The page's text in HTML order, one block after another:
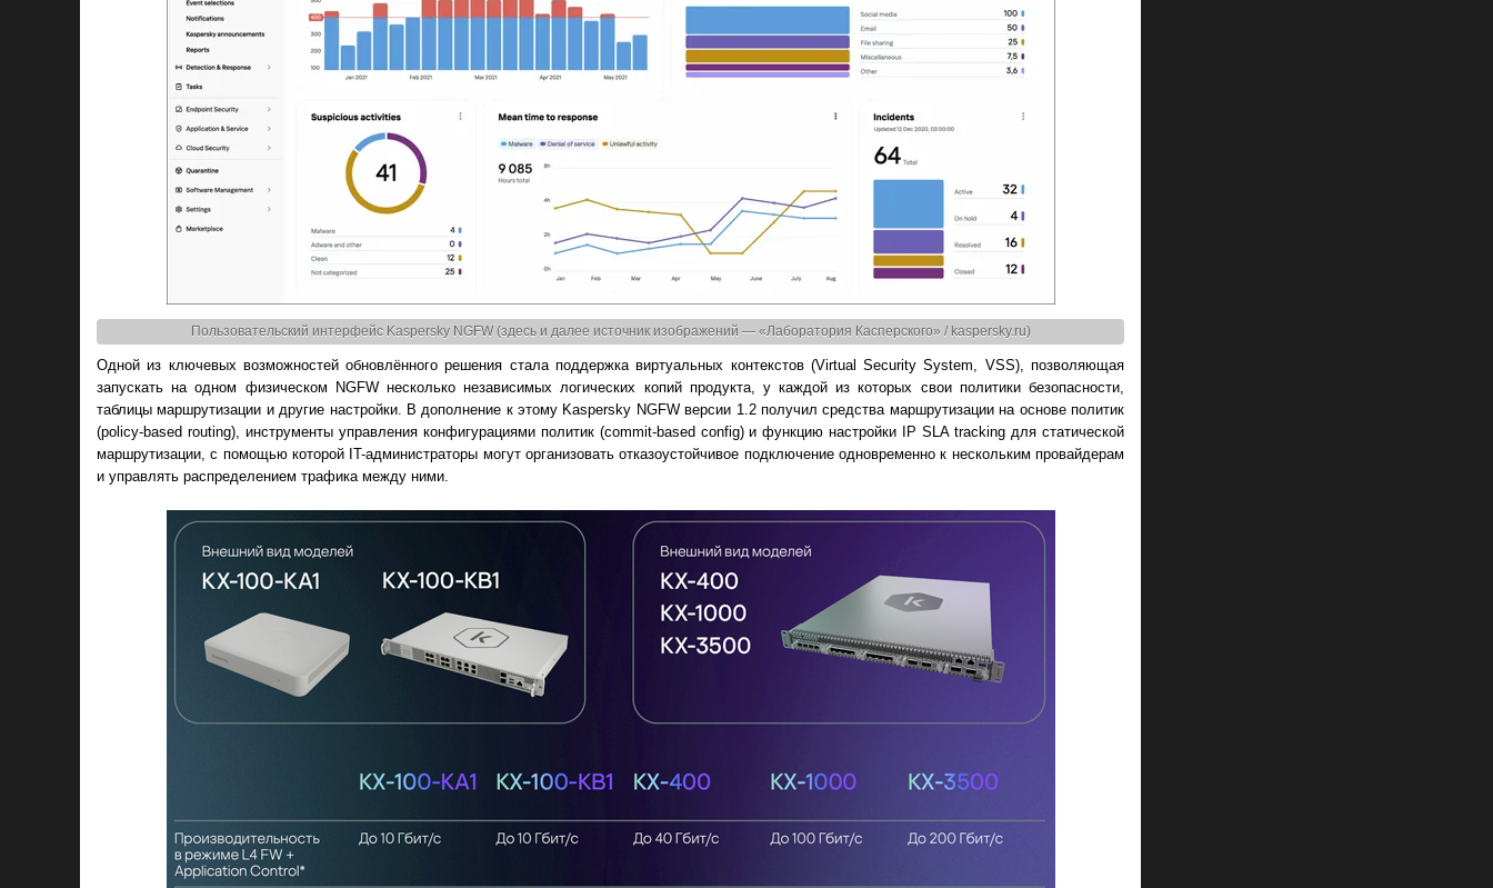
Пользовательский интерфейс Kaspersky NGFW (здесь и далее источник изображений — «Лаборатория Касперского» / kaspersky.ru)
Одной из ключевых возможностей обновлённого решения стала поддержка виртуальных контекстов (Virtual Security System, VSS), позволяющая
запускать на одном физическом NGFW несколько независимых логических копий продукта, у каждой из которых свои политики безопасности,
таблицы маршрутизации и другие настройки. В дополнение к этому Kaspersky NGFW версии 1.2 получил средства маршрутизации на основе политик
(policy-based routing), инструменты управления конфигурациями политик (commit-based config) и функцию настройки IP SLA tracking для статической
маршрутизации, с помощью которой IT-администраторы могут организовать отказоустойчивое подключение одновременно к нескольким провайдерам
и управлять распределением трафика между ними.